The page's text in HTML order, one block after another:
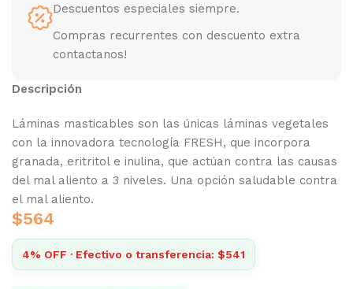
Descuentos especiales siempre.
Compras recurrentes con descuento extra
contactanos!
Descripción
Láminas masticables son las únicas láminas vegetales
con la innovadora tecnología FRESH, que incorpora
granada, eritritol e inulina, que actúan contra las causas
del mal aliento a 3 niveles. Una opción saludable contra
el mal aliento.
$564
4% OFF · Efectivo o transferencia: $541